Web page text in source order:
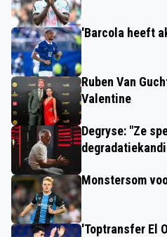
'Barcola heeft
Ruben Van
Valentine
Degryse: "Ze
Monstersom
'Toptransfer El